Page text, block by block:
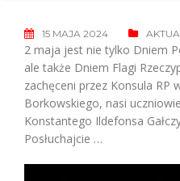
15 MAJA 2024
2 maja jest nie tylko Dniem
ale także Dniem Flagi
zachęceni przez Konsula RP
Borkowskiego, nasi
Konstantego Ildefonsa
Posłuchajcie …